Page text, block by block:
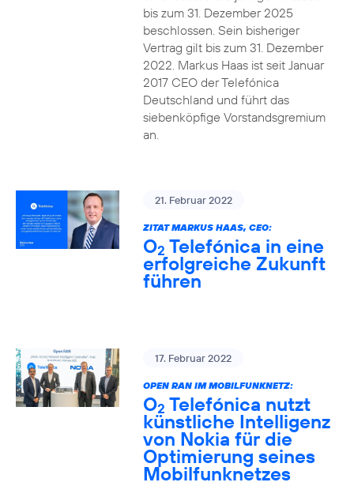
bis zum 31. Dezember 2025
beschlossen. Sein bisheriger
Vertrag gilt bis zum 31. Dezember
2022. Markus Haas ist seit Januar
2017 CEO der Telefónica
Deutschland und führt das
siebenköpfige Vorstandsgremium
an.
21. Februar 2022
ZITAT MARKUS HAAS, CEO:
O2 Telefónica in eine
erfolgreiche Zukunft
führen
17. Februar 2022
OPEN RAN IM MOBILFUNKNETZ:
O2 Telefónica nutzt
künstliche Intelligenz
von Nokia für die
Optimierung seines
Mobilfunknetzes